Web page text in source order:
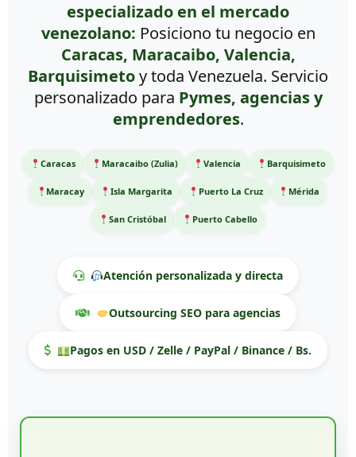
especializado en el mercado
venezolano: Posiciono tu negocio en
Caracas, Maracaibo, Valencia,
Barquisimetoy toda Venezuela. Servicio
personalizado para Pymes, agencias y
emprendedores.
Caracas Maracaibo (Zulia) Valencia Barquisimeto
Maracay Isla Margarita Puerto La Cruz Mérida
San Cristóbal Puerto Cabello
Atención personalizada y directa
Outsourcing SEO para agencias
Pagos en USD / Zelle / PayPal / Binance / Bs.